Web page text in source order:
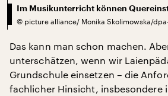
Im Musikunterricht können
© picture alliance/ Monika Skolimowska/
Das kann man schon machen.
unterschätzen, wenn wir
Grundschule einsetzen – die
fachlicher Hinsicht, insbesondere